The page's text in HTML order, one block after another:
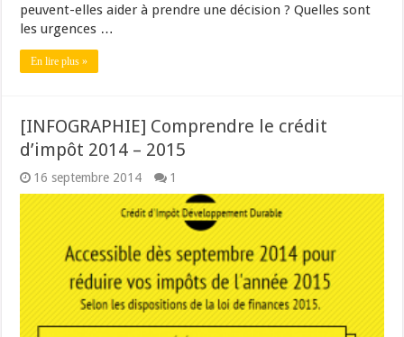
peuvent-elles aider à prendre une décision ? Quelles sont
les urgences …
En lire plus »
[INFOGRAPHIE] Comprendre le crédit
d’impôt 2014 – 2015
16 septembre 2014 1